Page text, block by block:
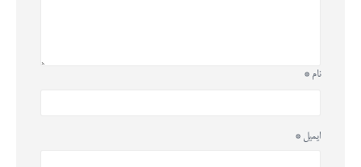
نام *
ایمیل *